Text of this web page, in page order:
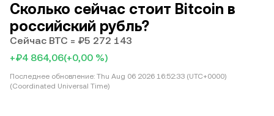
Сколько сейчас стоит Bitcoin в
российский рубль?
Сейчас BTC = ₽5 272 143
+₽4 864,06(+0,00 %)
Последнее обновление: Thu Aug 06 2026 16:52:33 (UTC+0000)
(Coordinated Universal Time)